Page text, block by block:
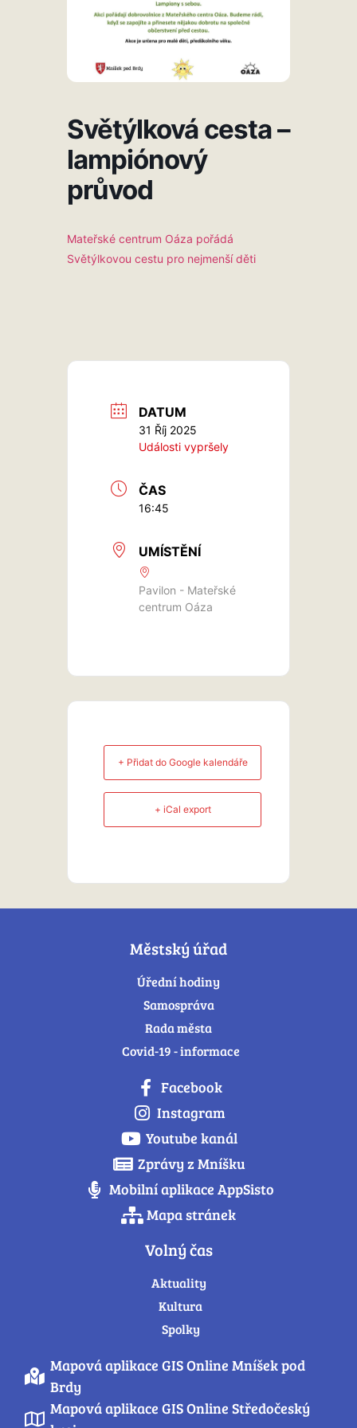
Světýlková cesta –
lampiónový
průvod
Mateřské centrum Oáza pořádá
Světýlkovou cestu pro nejmenší děti
DATUM
31 Říj 2025
Události vypršely
ČAS
16:45
UMÍSTĚNÍ
Pavilon - Mateřské
centrum Oáza
+ Přidat do Google kalendáře
+ iCal export
Městský úřad
Úřední hodiny
Samospráva
Rada města
Covid-19 - informace
Facebook
Instagram
Youtube kanál
Zprávy z Mníšku
Mobilní aplikace AppSisto
Mapa stránek
Volný čas
Aktuality
Kultura
Spolky
Mapová aplikace GIS Online Mníšek pod
Brdy
Mapová aplikace GIS Online Středočeský